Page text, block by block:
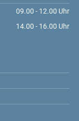
09.00 - 12.00 Uhr
14.00 - 16.00 Uhr